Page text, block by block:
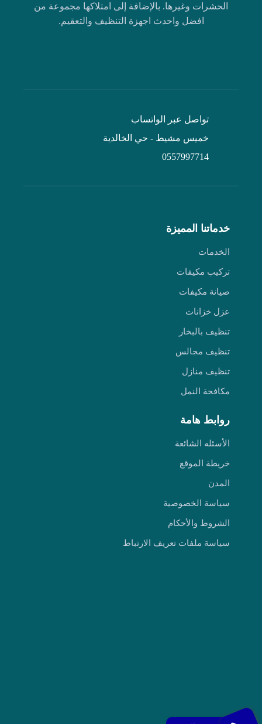
الحشرات وغيرها. بالإضافة إلى امتلاكها مجموعة من
افضل واحدث اجهزة التنظيف والتعقيم.
تواصل عبر الواتساب
خميس مشيط - حي الخالدية
0557997714
خدماتنا المميزة
الخدمات
تركيب مكيفات
صيانة مكيفات
عزل خزانات
تنظيف بالبخار
تنظيف مجالس
تنظيف منازل
مكافحة النمل
روابط هامة
الأسئله الشائعة
خريطة الموقع
المدن
سياسة الخصوصية
الشروط والأحكام
سياسة ملفات تعريف الارتباط